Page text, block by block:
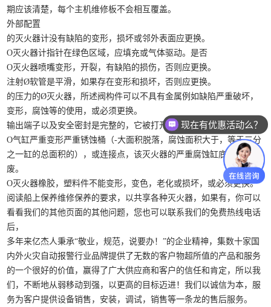
期应该清楚，每个主机维修板不会相互覆盖。
外部配置
的灭火器计没有缺陷的变形，损坏或邻外表面应更换。
O灭火器计指针在绿色区域，应填充或气体驱动。是否
O灭火器喷嘴变形，开裂，有缺陷的损伤，否则应更换。
注射Ø软管是平滑，如果存在变形和损坏，否则应更换。
的压力的Ø灭火器，所述阀构件可以不具有金属例如缺陷严重破坏，
变形，腐蚀等的使用，或必须更换。
输出端子以及安全密封是完整的，它被打开注入太。
O气缸严重变形严重锈蚀桶（-大面积脱落，腐蚀面积大于，等于三分
之一缸的总面积的），或连接点，该灭火器的严重腐蚀缸底必须报
废。
O灭火器橡胶，塑料件不能变形，变色，老化或损坏，或必须更换。
阅读船上保养维修保养的要求，以共享各种灭火器，如果有，你可以
看看我们的其他页面的其他问题，您也可以联系我们的免费热线电话
后，
多年来亿杰人秉承“敬业，规范，说要办！”的企业精神，集数十家国
内外火灾自动报警行业品牌提供了无数的客户物超所值的产品和服务
的一个很好的价值，赢得了广大供应商和客户的信任和肯定，所以我
们，不断地从弱移动到强，以更高的目标迈进！我们以诚信为本，服
务为客户提供设备销售，安装，调试，销售等一条龙的售后服务。
可以介绍下你们的产品么？
现在有优惠活动么？